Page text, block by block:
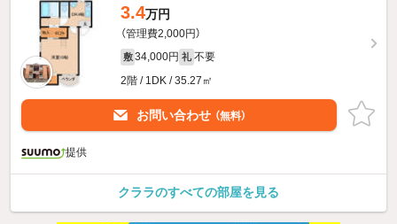
3.4万円
（管理費2,000円）
敷 34,000円 礼 不要
2階 / 1DK / 35.27㎡
お問い合わせ （無料）
提供
クララのすべての部屋を見る